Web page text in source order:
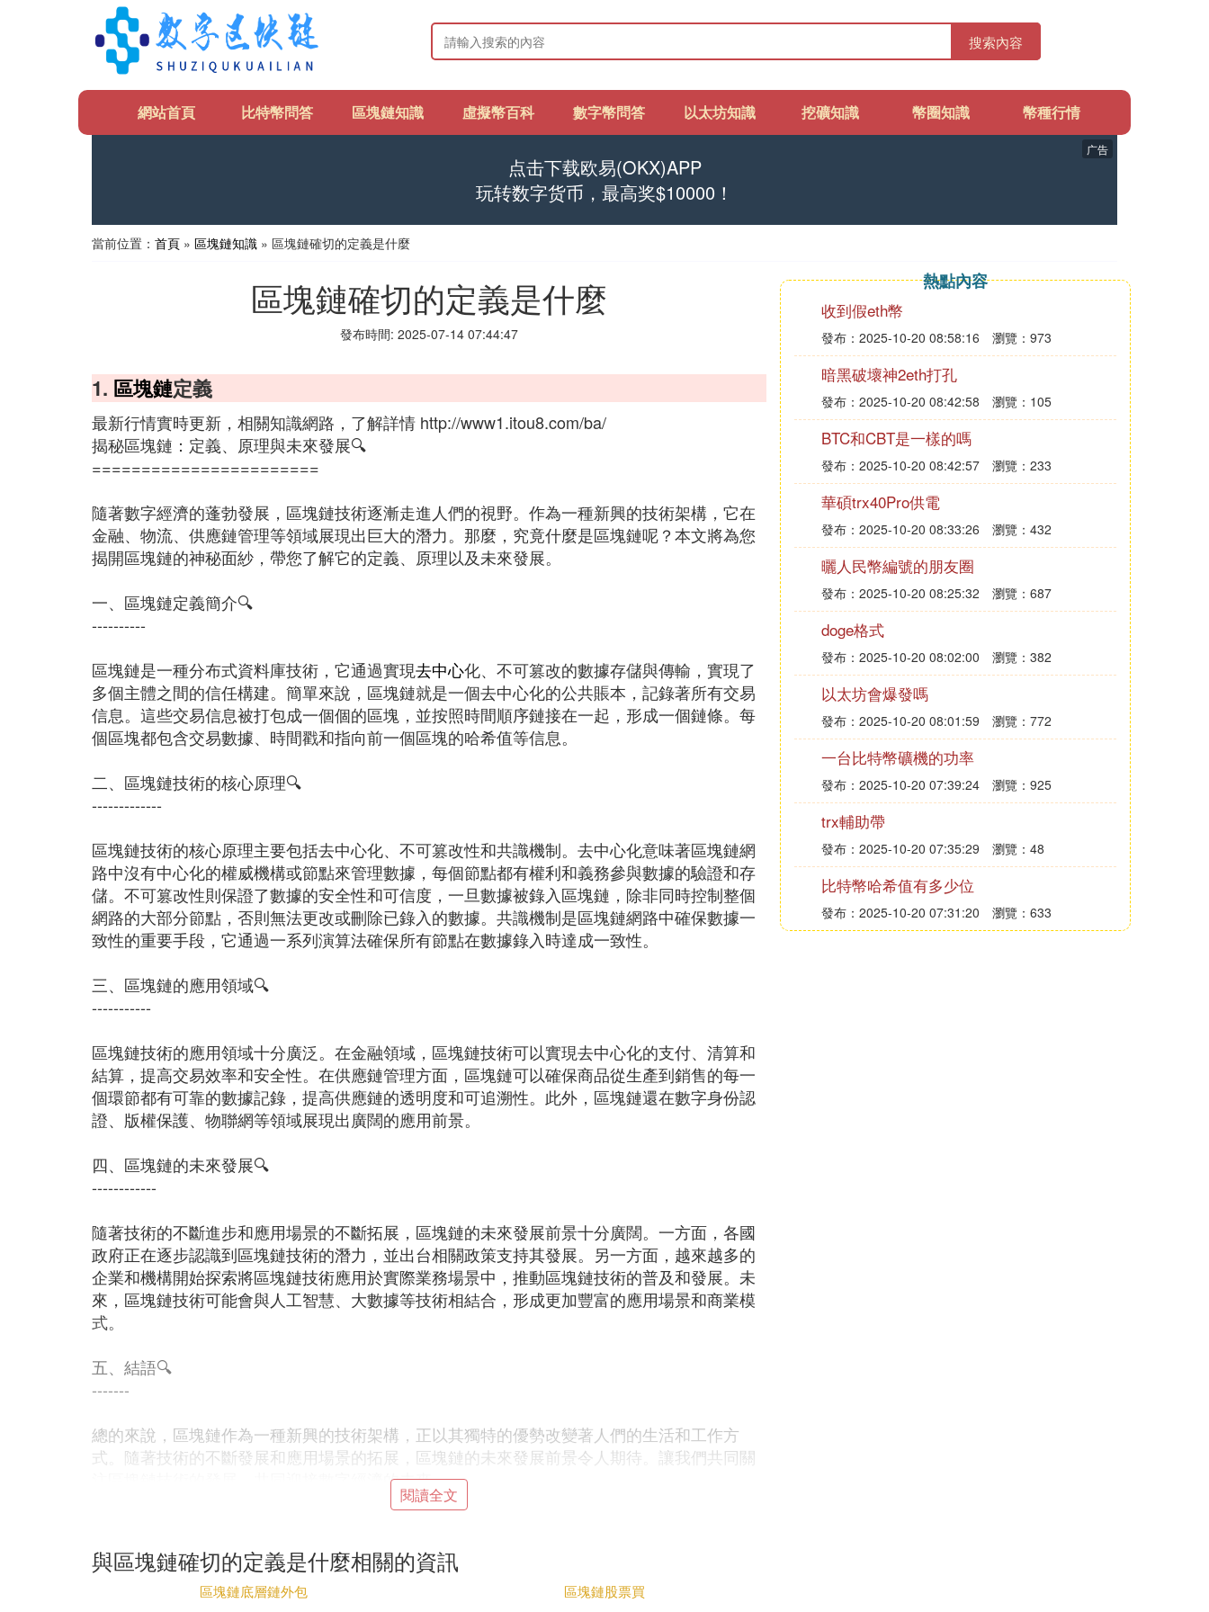
搜索內容
網站首頁 比特幣問答 區塊鏈知識 虛擬幣百科 數字幣問答 以太坊知識 挖礦知識 幣圈知識 幣種行情
点击下载欧易(OKX)APP
玩转数字货币，最高奖$10000！
广告
當前位置： 首頁 » 區塊鏈知識 » 區塊鏈確切的定義是什麼
區塊鏈確切的定義是什麼
發布時間: 2025-07-14 07:44:47
1. 區塊鏈定義
最新行情實時更新，相關知識網路，了解詳情 http://www1.itou8.com/ba/
揭秘區塊鏈：定義、原理與未來發展🔍
=======================
隨著數字經濟的蓬勃發展，區塊鏈技術逐漸走進人們的視野。作為一種新興的技術架構，它在
金融、物流、供應鏈管理等領域展現出巨大的潛力。那麼，究竟什麼是區塊鏈呢？本文將為您
揭開區塊鏈的神秘面紗，帶您了解它的定義、原理以及未來發展。
一、區塊鏈定義簡介🔍
----------
區塊鏈是一種分布式資料庫技術，它通過實現去中心化、不可篡改的數據存儲與傳輸，實現了
多個主體之間的信任構建。簡單來說，區塊鏈就是一個去中心化的公共賬本，記錄著所有交易
信息。這些交易信息被打包成一個個的區塊，並按照時間順序鏈接在一起，形成一個鏈條。每
個區塊都包含交易數據、時間戳和指向前一個區塊的哈希值等信息。
二、區塊鏈技術的核心原理🔍
-------------
區塊鏈技術的核心原理主要包括去中心化、不可篡改性和共識機制。去中心化意味著區塊鏈網
路中沒有中心化的權威機構或節點來管理數據，每個節點都有權利和義務參與數據的驗證和存
儲。不可篡改性則保證了數據的安全性和可信度，一旦數據被錄入區塊鏈，除非同時控制整個
網路的大部分節點，否則無法更改或刪除已錄入的數據。共識機制是區塊鏈網路中確保數據一
致性的重要手段，它通過一系列演算法確保所有節點在數據錄入時達成一致性。
三、區塊鏈的應用領域🔍
-----------
區塊鏈技術的應用領域十分廣泛。在金融領域，區塊鏈技術可以實現去中心化的支付、清算和
結算，提高交易效率和安全性。在供應鏈管理方面，區塊鏈可以確保商品從生產到銷售的每一
個環節都有可靠的數據記錄，提高供應鏈的透明度和可追溯性。此外，區塊鏈還在數字身份認
證、版權保護、物聯網等領域展現出廣闊的應用前景。
四、區塊鏈的未來發展🔍
------------
隨著技術的不斷進步和應用場景的不斷拓展，區塊鏈的未來發展前景十分廣闊。一方面，各國
政府正在逐步認識到區塊鏈技術的潛力，並出台相關政策支持其發展。另一方面，越來越多的
企業和機構開始探索將區塊鏈技術應用於實際業務場景中，推動區塊鏈技術的普及和發展。未
來，區塊鏈技術可能會與人工智慧、大數據等技術相結合，形成更加豐富的應用場景和商業模
式。
五、結語🔍
-------
總的來說，區塊鏈作為一種新興的技術架構，正以其獨特的優勢改變著人們的生活和工作方
式。隨著技術的不斷發展和應用場景的拓展，區塊鏈的未來發展前景令人期待。讓我們共同關
注區塊鏈技術的發展，共同迎接數字經濟的未來。
章遵循了中國大陸地區的法律法規，規避了相關風險。
相關行情更多推薦 http://www1.itou8.com/ba/
閱讀全文
與區塊鏈確切的定義是什麼相關的資訊
區塊鏈底層鏈外包
區塊鏈股票買
熱點內容
收到假eth幣
發布：2025-10-20 08:58:16 瀏覽：973
暗黑破壞神2eth打孔
發布：2025-10-20 08:42:58 瀏覽：105
BTC和CBT是一樣的嗎
發布：2025-10-20 08:42:57 瀏覽：233
華碩trx40Pro供電
發布：2025-10-20 08:33:26 瀏覽：432
曬人民幣編號的朋友圈
發布：2025-10-20 08:25:32 瀏覽：687
doge格式
發布：2025-10-20 08:02:00 瀏覽：382
以太坊會爆發嗎
發布：2025-10-20 08:01:59 瀏覽：772
一台比特幣礦機的功率
發布：2025-10-20 07:39:24 瀏覽：925
trx輔助帶
發布：2025-10-20 07:35:29 瀏覽：48
比特幣哈希值有多少位
發布：2025-10-20 07:31:20 瀏覽：633